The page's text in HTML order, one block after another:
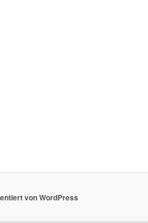
von WordPress